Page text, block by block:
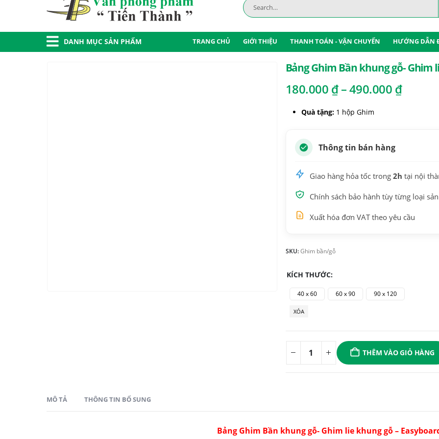
DANH MỤC SẢN PHẨM TRANG CHỦ GIỚI THIỆU THANH TOÁN - VẬN CHUYỂN HƯỚNG DẪN
Bảng Ghim Bần khung gỗ- Ghim
180.000 ₫ –490.000 ₫
Quà tặng:1 hộp Ghim
Thông tin bán hàng
Giao hàng hỏa tốc trong 2h tại nội
Chính sách bảo hành tùy từng loại
Xuất hóa đơn VAT theo yêu cầu
SKU:Ghim bần/gỗ
KÍCH THƯỚC
40 x 60 60 x 90 90 x 120
XÓA
THÊM VÀO GIỎ HÀNG
MÔ TẢ THÔNG TIN BỔ SUNG
Bảng Ghim Bần khung gỗ- Ghim lie khung gỗ –